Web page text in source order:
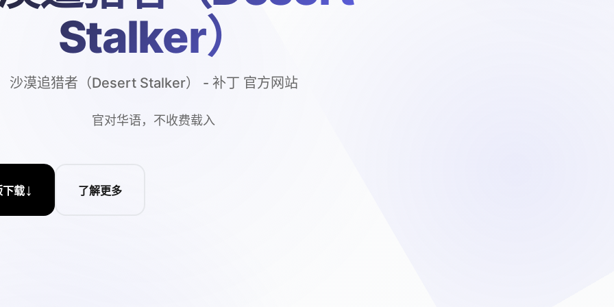
Stalker）
沙漠追猎者（Desert Stalker） - 补丁 官方网站
官对华语，不收费载入
下载↓ 了解更多